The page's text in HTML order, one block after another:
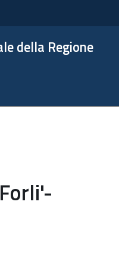
della Regione